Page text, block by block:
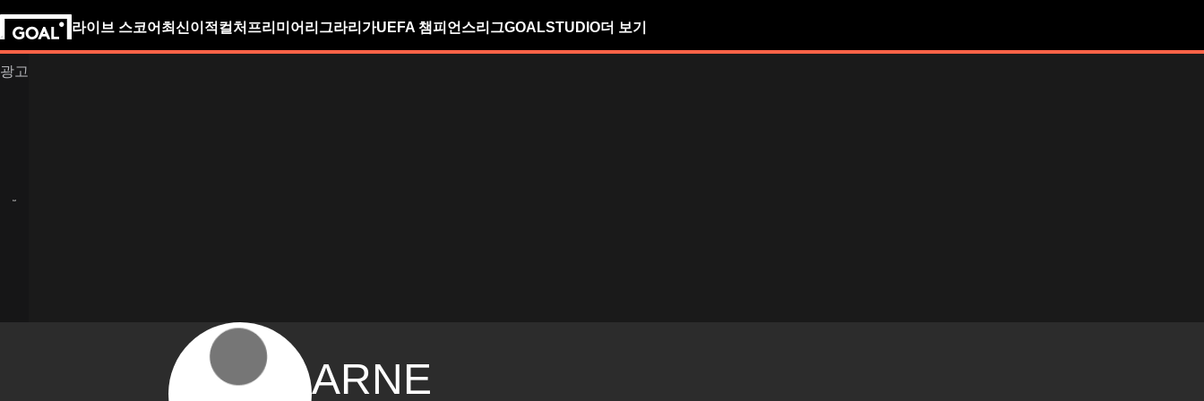
라이브 스코어 최신이적 컬처 프리미어리그라리가UEFA 챔피언스리그GOALSTUDIO더 보기
ARNE